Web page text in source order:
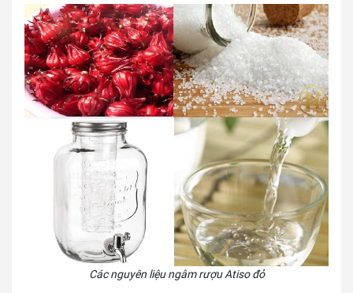
Các nguyên liệu ngâm rượu Atiso đỏ